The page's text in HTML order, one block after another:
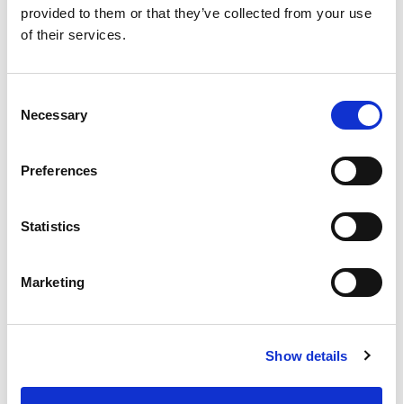
provided to them or that they’ve collected from your use
of their services.
Selection
Necessary
Preferences
Statistics
Marketing
Show details
La quota include
Tutto quanto non espressamente indicato in "la
Orari
tutti i giorni dalle ore 10.00
Ottobre-Febbraio
: tutti i giorni dalle ore 10.00